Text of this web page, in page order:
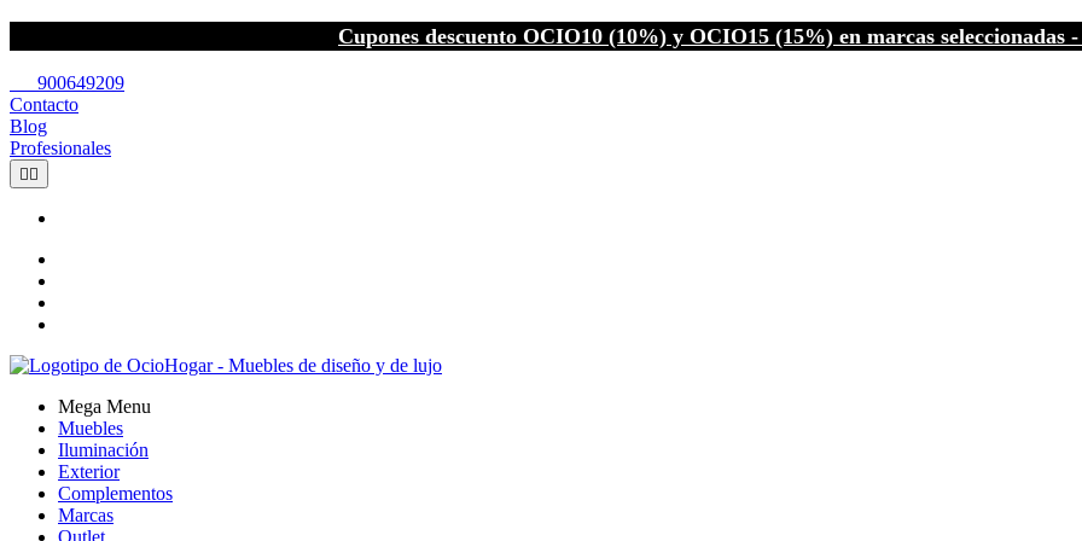
Cupones descuento OCIO10 (10%) y OCIO15 (15%) en marcas seleccionadas
900649209
Contacto
Blog
Profesionales
 
Mega Menu
Muebles
Iluminación
Exterior
Complementos
Marcas
Outlet